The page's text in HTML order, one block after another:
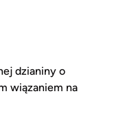
dzianiny o
wiązaniem na